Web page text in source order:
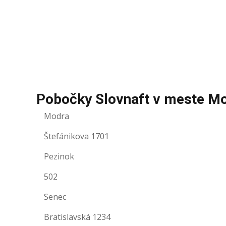
Pobočky Slovnaft v meste
Modra
Štefánikova 1701
Pezinok
502
Senec
Bratislavská 1234